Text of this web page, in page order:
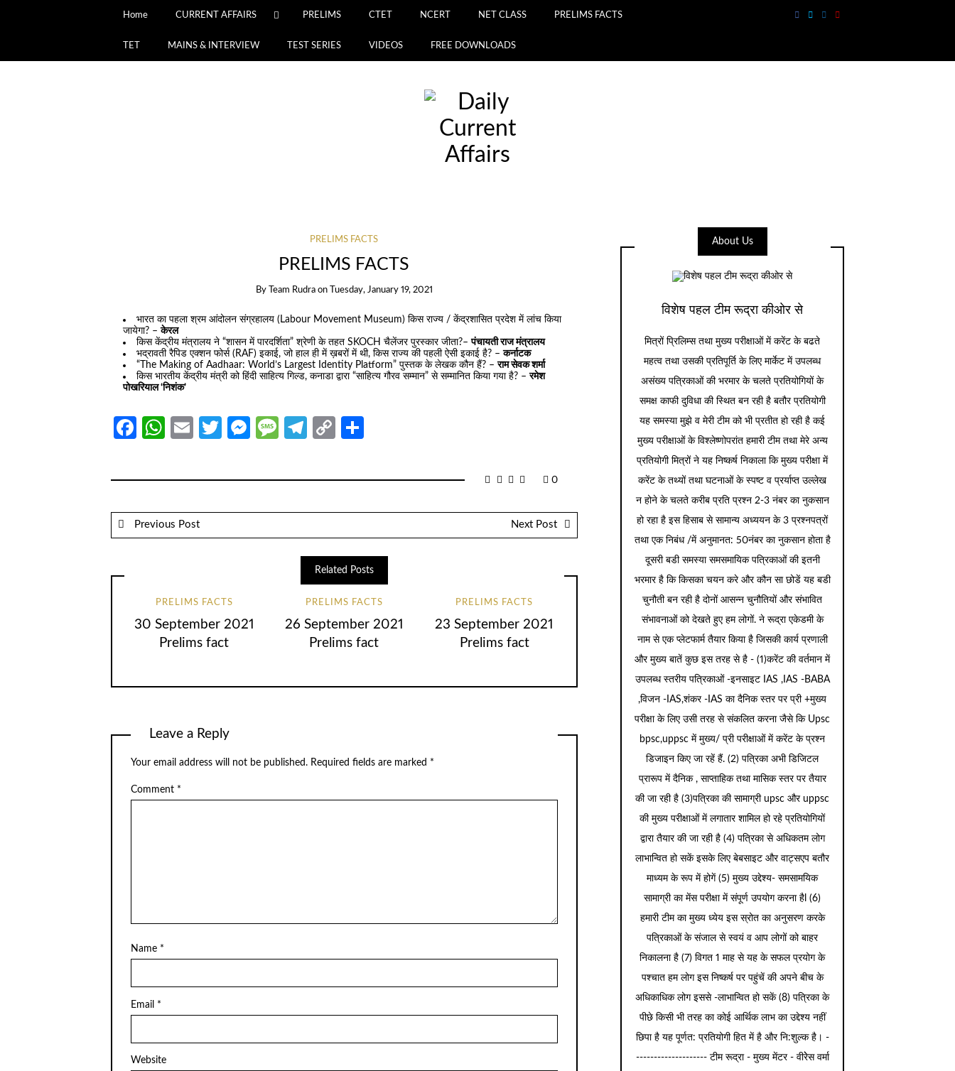
Home CURRENT AFFAIRS PRELIMS CTET NCERT NET CLASS PRELIMS FACTS
TET MAINS & INTERVIEW TEST SERIES VIDEOS FREE DOWNLOADS
PRELIMS FACTS
PRELIMS FACTS
By Team Rudra on Tuesday, January 19, 2021
भारत का पहला श्रम आंदोलन संग्रहालय (Labour Movement Museum) किस राज्य / केंद्रशासित प्रदेश में लांच किया
जायेगा? –केरल
किस केंद्रीय मंत्रालय ने “शासन में पारदर्शिता” श्रेणी के तहत SKOCH चैलेंजर पुरस्कार जीता?–पंचायती राज मंत्रालय
भद्रावती रैपिड एक्शन फोर्स (RAF) इकाई, जो हाल ही में ख़बरों में थी, किस राज्य की पहली ऐसी इकाई है? –कर्नाटक
“The Making of Aadhaar: World’s Largest Identity Platform” पुस्तक के लेखक कौन हैं? –राम सेवक शर्मा
किस भारतीय केंद्रीय मंत्री को हिंदी साहित्य गिल्ड, कनाडा द्वारा “साहित्य गौरव सम्मान” से सम्मानित किया गया है? –रमेश
पोखरियाल ‘निशंक’
Facebook
WhatsApp
EmailTwitter
Messenger
Message
Telegram
Copy
0
Previous Post Next Post
Related Posts
PRELIMS FACTS
30 September 2021
Prelims fact
PRELIMS FACTS
26 September 2021
Prelims fact
PRELIMS FACTS
23 September 2021
Prelims fact
Leave a Reply
Your email address will not be published. Required fields are marked *
Comment *
Name *
Email *
Website
About Us
विशेष पहल टीम रूद्रा कीओर से
मित्रों प्रिलिम्स तथा मुख्य परीक्षाओं में करेंट के बढते
महत्व तथा उसकी प्रतिपूर्ति के लिए मार्केट में उपलब्ध
असंख्य पत्रिकाओं की भरमार के चलते प्रतियोगियों के
समक्ष काफी दुविधा की स्थित बन रही है बतौर प्रतियोगी
यह समस्या मुझे व मेरी टीम को भी प्रतीत हो रही है कई
मुख्य परीक्षाओं के विश्लेष्णोपरांत हमारी टीम तथा मेरे अन्य
प्रतियोगी मित्रों ने यह निष्कर्ष निकाला कि मुख्य परीक्षा में
करेंट के तथ्यों तथा घटनाओं के स्पष्ट व प्रर्याप्त उल्लेख
न होने के चलते करीब प्रति प्रश्न 2-3 नंबर का नुकसान
हो रहा है इस हिसाब से सामान्य अध्ययन के 3 प्रश्नपत्रों
तथा एक निबंध /में अनुमानत: 50नंबर का नुकसान होता है
दूसरी बडी समस्या समसमायिक पत्रिकाओं की इतनी
भरमार है कि किसका चयन करे और कौन सा छोडें यह बडी
चुनौती बन रही है दोनों आसन्न चुनौतियों और संभावित
संभावनाओं को देखते हुए हम लोगों. ने रूद्रा एकेडमी के
नाम से एक प्लेटफार्म तैयार किया है जिसकी कार्य प्रणाली
और मुख्य बातें कुछ इस तरह से है - (1)करेंट की वर्तमान में
उपलब्ध स्तरीय पत्रिकाओं -इनसाइट IAS ,IAS -BABA
,विजन -IAS,शंकर -IAS का दैनिक स्तर पर प्री +मुख्य
परीक्षा के लिए उसी तरह से संकलित करना जैसे कि Upsc
bpsc,uppsc में मुख्य/ प्री परीक्षाओं में करेंट के प्रश्न
डिजाइन किए जा रहें हैं. (2) पत्रिका अभी डिजिटल
प्रारूप में दैनिक , साप्ताहिक तथा मासिक स्तर पर तैयार
की जा रही है (3)पत्रिका की सामाग्री upsc और uppsc
की मुख्य परीक्षाओं में लगातार शामिल हो रहे प्रतियोगियों
द्वारा तैयार की जा रही है (4) पत्रिका से अधिकतम लोग
लाभान्वित हो सकें इसके लिए बेबसाइट और वाट्सएप बतौर
माध्यम के रूप में होगें (5) मुख्य उद्देश्य- समसामयिक
सामाग्री का मेंस परीक्षा में संपूर्ण उपयोग करना हैl (6)
हमारी टीम का मुख्य ध्येय इस स्रोत का अनुसरण करके
पत्रिकाओं के संजाल से स्वयं व आप लोगों को बाहर
निकालना है (7) विगत 1 माह से यह के सफल प्रयोग के
पश्चात हम लोग इस निष्कर्ष पर पहुंचें की अपने बीच के
अधिकाधिक लोग इससे -लाभान्वित हो सकें (8) पत्रिका के
पीछे किसी भी तरह का कोई आर्थिक लाभ का उद्देश्य नहीं
छिपा है यह पूर्णत: प्रतियोगी हित में है और नि:शुल्क है। -
-------------------- टीम रूद्रा - मुख्य मेंटर - वीरेेस वर्मा